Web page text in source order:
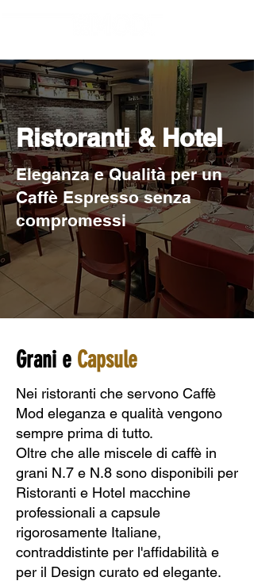
Ristoranti & Hotel
Eleganza e Qualità per un
Caffè Espresso senza
compromessi
Grani e Capsule
Nei ristoranti che servono Caffè
Mod eleganza e qualità vengono
sempre prima di tutto.
Oltre che alle miscele di caffè in
grani N.7 e N.8 sono disponibili per
Ristoranti e Hotel macchine
professionali a capsule
rigorosamente Italiane,
contraddistinte per l'affidabilità e
per il Design curato ed elegante.